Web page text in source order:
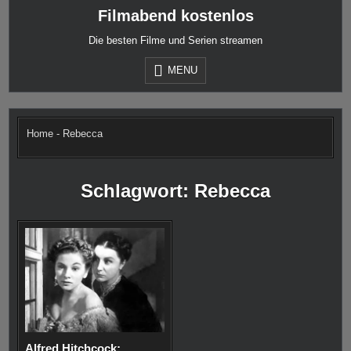
Filmabend kostenlos
Die besten Filme und Serien streamen
MENU
Home - Rebecca
Schlagwort: Rebecca